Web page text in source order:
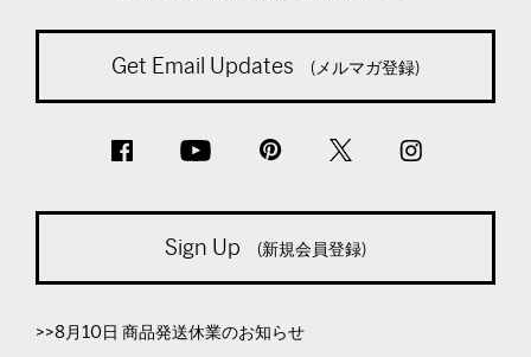
Get Email Updates (メルマガ登録)
Sign Up (新規会員登録)
>>8月10日 商品発送休業のお知らせ